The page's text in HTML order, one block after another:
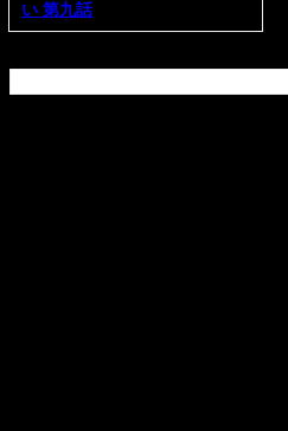
い 第九話